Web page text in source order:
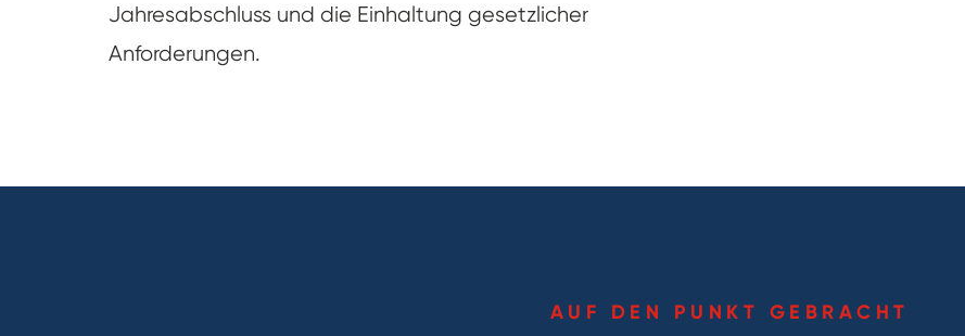
Jahresabschluss und die Einhaltung gesetzlicher
Anforderungen.
AUF DEN PUNKT GEBRACHT